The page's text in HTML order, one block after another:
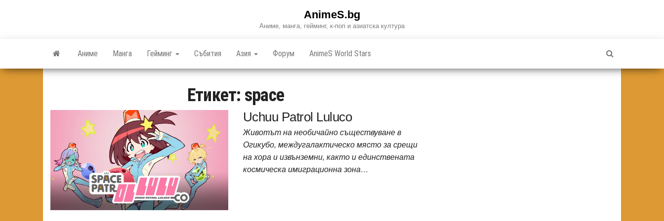
AnimeS.bg
Аниме, манга, гейминг, к-поп и азиатска култура
Аниме Манга Гейминг Събития Азия Форум AnimeS World Stars
Етикет: space
Uchuu Patrol Luluco
Животът на необичайно съществуване в
Огикубо, междугалактическо място за срещи
на хора и извънземни, както и единствената
космическа имиграционна зона…